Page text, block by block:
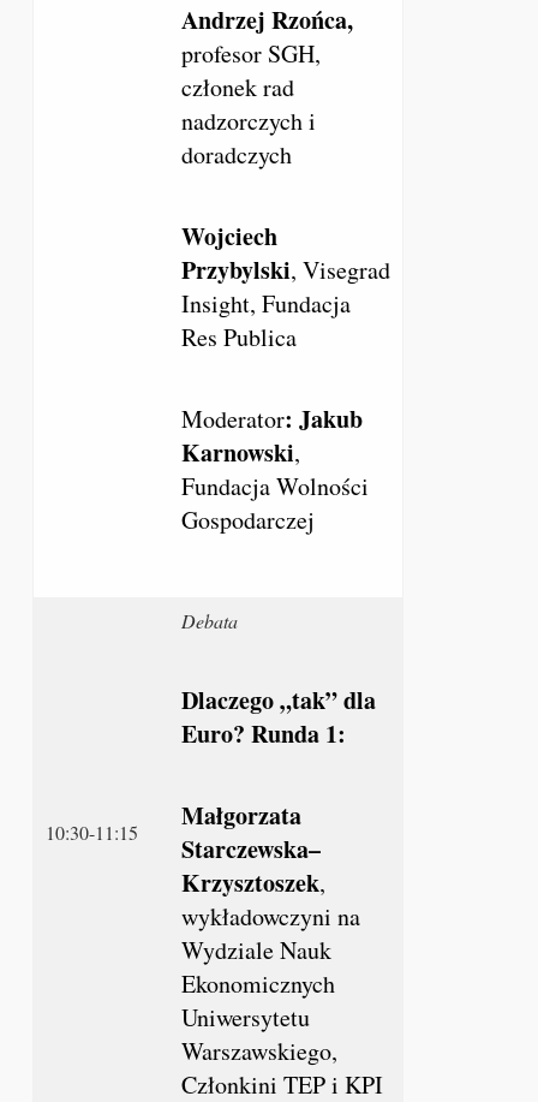
Andrzej Rzońca,
profesor SGH,
członek rad
nadzorczych i
doradczych
Wojciech
Przybylski, Visegrad
Insight, Fundacja
Res Publica
Moderator: Jakub
Karnowski,
Fundacja Wolności
Gospodarczej
10:30-11:15
Debata
Dlaczego „tak” dla
Euro? Runda 1:
Małgorzata
Starczewska–
Krzysztoszek,
wykładowczyni na
Wydziale Nauk
Ekonomicznych
Uniwersytetu
Warszawskiego,
Członkini TEP i KPI